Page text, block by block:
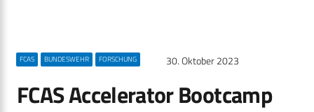
FCAS BUNDESWEHR FORSCHUNG 30. Oktober 2023
FCAS Accelerator Bootcamp